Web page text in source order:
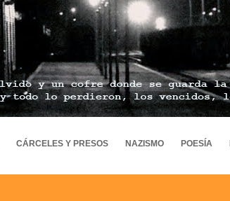
CÁRCELES Y PRESOS NAZISMO POESÍA